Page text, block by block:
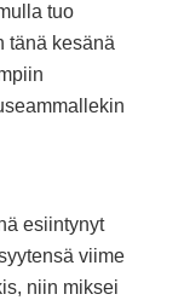
tuo
tänä kesänä
esiintynyt
viime
niin miksei